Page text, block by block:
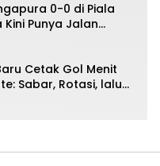
0-0 di Piala
Kini Punya Jalan
Cetak Gol Menit
Sabar, Rotasi, lalu